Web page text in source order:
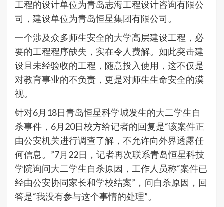
工程的设计单位为青岛志海工程设计咨询有限公
司，建设单位为青岛恒星集团有限公司。
一个涉及众多师生安全的大学高层建设工程，必
要的工程程序缺失，实在令人费解。如此突击建
设且未经验收的工程，随意投入使用，这不仅是
对教育事业的不负责，更是对师生生命安全的漠
视。
针对6月18日青岛恒星科学城发生的大二学生自
杀事件，6月20日校方给记者的回复是“该案件正
由公安机关进行调查了解，不允许向外界透露任
何信息。”7月22日，记者再次联系青岛恒星科技
学院询问大二学生自杀原因，工作人员称“案件已
经由公安协同家长和学校结案”，问自杀原因，回
答是“我没有参与这个事情的处理”。